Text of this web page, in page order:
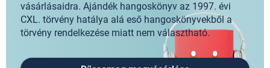
vásárlásaidra. Ajándék hangoskönyv az 1997. évi
CXL. törvény hatálya alá eső hangoskönyvekből a
törvény rendelkezése miatt nem választható.